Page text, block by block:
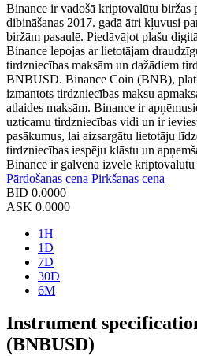
Binance ir vadošā kriptovalūtu biržas
dibināšanas 2017. gadā ātri kļuvusi
biržām pasaulē. Piedāvājot plašu
Binance lepojas ar lietotājam
tirdzniecības maksām un dažādiem
BNBUSD. Binance Coin (BNB),
izmantots tirdzniecības maksu
atlaides maksām. Binance ir
uzticamu tirdzniecības vidi un ir
pasākumus, lai aizsargātu lietotāju
tirdzniecības iespēju klāstu un
Binance ir galvenā izvēle kriptovalūtu
Pārdošanas cena Pirkšanas cena
BID 0.0000
ASK 0.0000
1H
1D
7D
30D
6M
Instrument
(BNBUSD)